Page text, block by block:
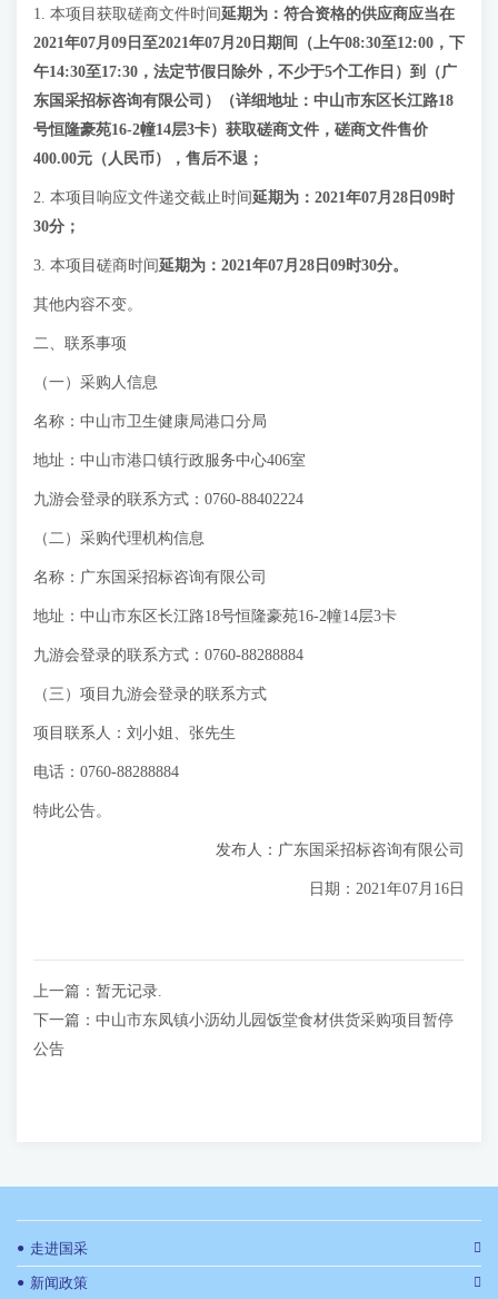
1. 本项目获取磋商文件时间延期 为： 符合资格的供应商应当在
2021年07月09日至2021年07月20日期间（上午08:30至12:00，下
午14:30至17:30，法定节假日除外，不少于5个工作日）到（广
东国采招标咨询有限公司）（详细地址：中山市东区长江路18
号恒隆豪苑16-2幢14层3卡）获取磋商文件，磋商文件售价
400.00元（人民币），售后不退 ；
2. 本项目响应文件递交截止时间延期 为： 2021年07月28日09时
30分 ；
3. 本项目磋商时间延期 为： 2021年07月28日09时30分。
其他内容不变。
二、联系事项
（一）采购人信息
名称：中山市卫生健康局港口分局
地址：中山市港口镇行政服务中心406室
九游会登录的联系方式：0760-88402224
（二）采购代理机构信息
名称：广东国采招标咨询有限公司
地址：中山市东区长江路18号恒隆豪苑16-2幢14层3卡
九游会登录的联系方式：0760-88288884
（三）项目九游会登录的联系方式
项目联系人：刘小姐、张先生
电话：0760-88288884
特此公告。
发布人：广东国采招标咨询有限公司
日期：2021年07月16日
上一篇： 暂无记录.
下一篇： 中山市东凤镇小沥幼儿园饭堂食材供货采购项目暂停
公告
● 走进国采
● 新闻政策